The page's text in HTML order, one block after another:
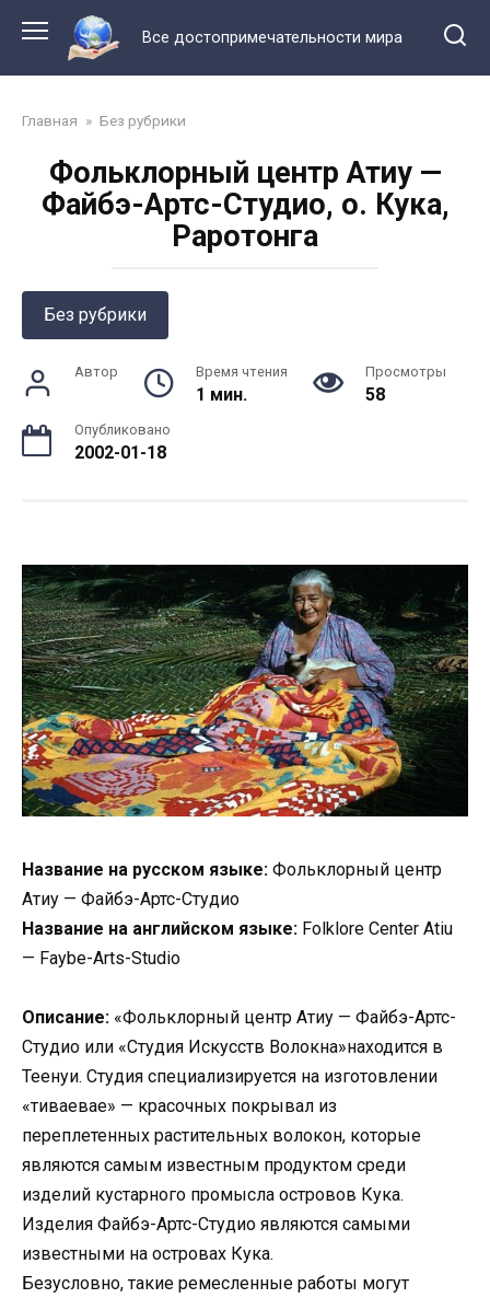
контенту
Все достопримечательности мира
Главная » Без рубрики
Фольклорный центр Атиу —
Файбэ-Артс-Студио, о. Кука,
Раротонга
Без рубрики
Автор Время чтения
1 мин.
Просмотры
58
Опубликовано
2002-01-18
Название на русском языке: Фольклорный центр
Атиу — Файбэ-Артс-Студио
Название на английском языке: Folklore Center Atiu
— Faybe-Arts-Studio
Описание: «Фольклорный центр Атиу — Файбэ-Артс-
Студио или «Студия Искусств Волокна»находится в
Теенуи. Студия специализируется на изготовлении
«тиваевае» — красочных покрывал из
переплетенных растительных волокон, которые
являются самым известным продуктом среди
изделий кустарного промысла островов Кука.
Изделия Файбэ-Артс-Студио являются самыми
известными на островах Кука.
Безусловно, такие ремесленные работы могут